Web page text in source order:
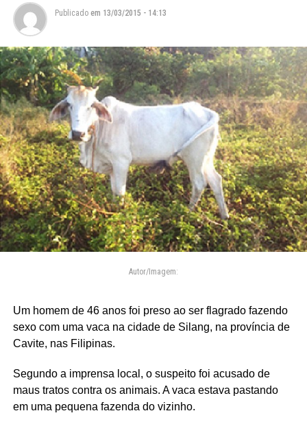
Publicado em 13/03/2015 - 14:13
Autor/Imagem:
Um homem de 46 anos foi preso ao ser flagrado fazendo
sexo com uma vaca na cidade de Silang, na província de
Cavite, nas Filipinas.
Segundo a imprensa local, o suspeito foi acusado de
maus tratos contra os animais. A vaca estava pastando
em uma pequena fazenda do vizinho.